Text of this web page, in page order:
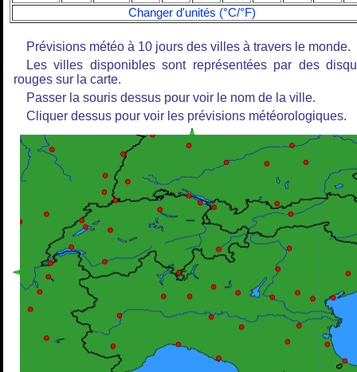
Changer d'unités (°C/°F)
Prévisions météo à 10 jours des villes à travers le monde.
Les villes disponibles sont représentées par des
rouges sur la carte.
Passer la souris dessus pour voir le nom de la ville.
Cliquer dessus pour voir les prévisions météorologiques.